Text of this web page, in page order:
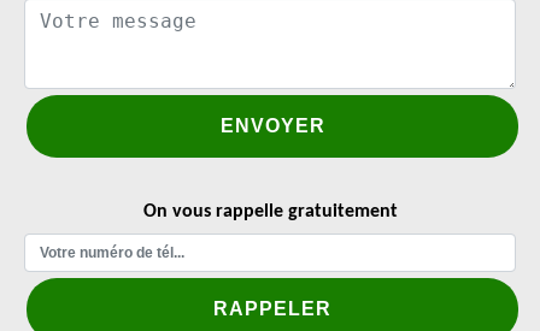
On vous rappelle gratuitement